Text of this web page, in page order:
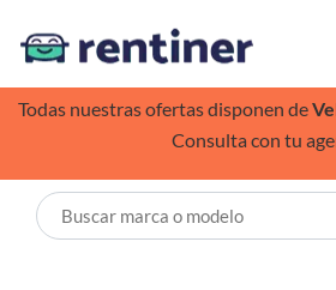
Todas nuestras ofertas disponen de
Consulta con tu